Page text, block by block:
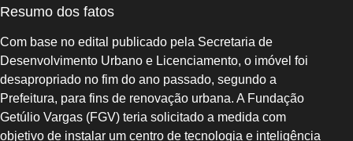
Resumo dos fatos
Com base no edital publicado pela Secretaria de
Desenvolvimento Urbano e Licenciamento, o imóvel foi
desapropriado no fim do ano passado, segundo a
Prefeitura, para fins de renovação urbana. A Fundação
Getúlio Vargas (FGV) teria solicitado a medida com
objetivo de instalar um centro de tecnologia e inteligência